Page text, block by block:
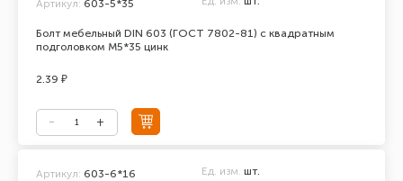
Болт мебельный DIN 603 (ГОСТ 7802-81) с квадратным
подголовком М5*35 цинк
Артикул: 603-5*35
2.39 ₽
Артикул: 603-6*16 Ед. изм. шт.